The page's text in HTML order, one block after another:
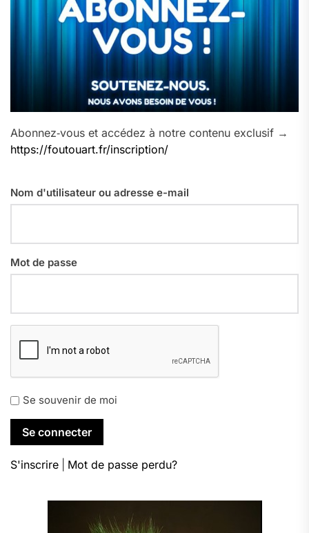
Abonnez‑vous et accédez à notre contenu exclusif →
https://foutouart.fr/inscription/
Nom d'utilisateur ou adresse e-mail
Mot de passe
Se souvenir de moi
S'inscrire Mot de passe perdu?